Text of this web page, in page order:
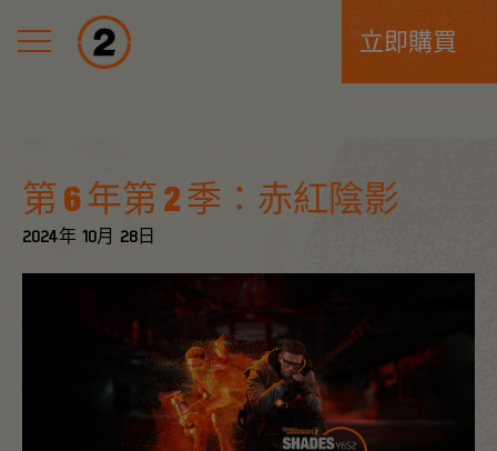
立即購買
2024年 10月 28日
第 6 年第 2 季：赤紅陰影